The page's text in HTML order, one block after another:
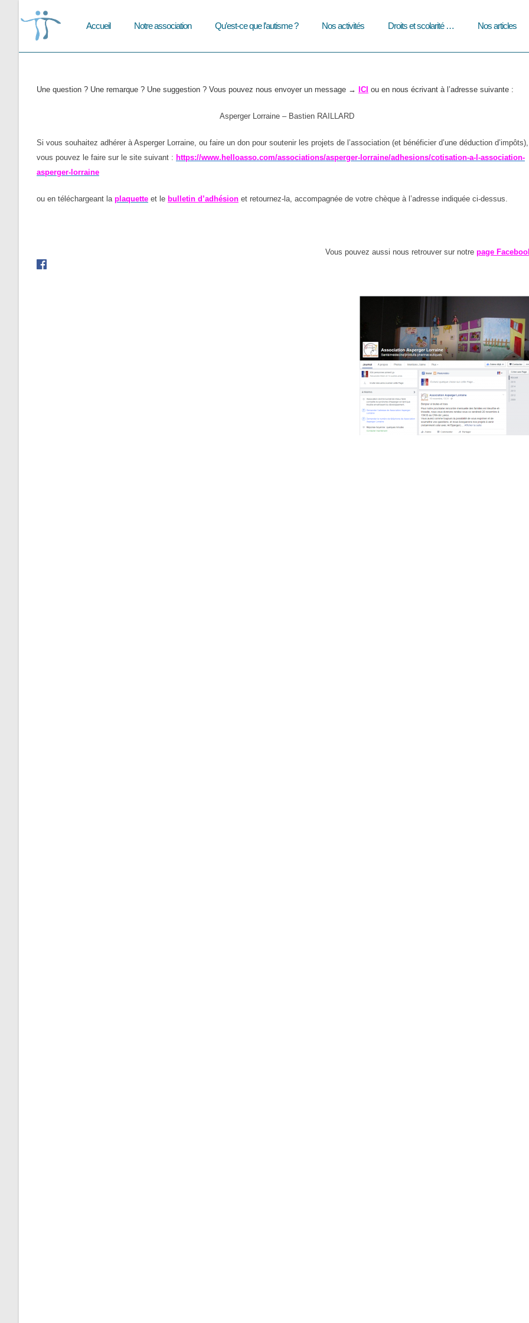
Accueil Notre association Qu’est-ce que l’autisme ? Nos activités Droits et scolarité … Nos articles
Une question ? Une remarque ? Une suggestion ? Vous pouvez nous envoyer un message → ICI ou en nous écrivant à l’adresse suivante :
Asperger Lorraine – Bastien RAILLARD
Si vous souhaitez adhérer à Asperger Lorraine, ou faire un don pour soutenir les projets de l’association (et bénéficier d’une déduction d’impôts),
vous pouvez le faire sur le site suivant : https://www.helloasso.com/associations/asperger- lorraine/adhesions/cotisation-a-l-association-
asperger-lorraine
ou en téléchargeant la plaquette et le bulletin d’adhésion et retournez-la, accompagnée de votre chèque à l’adresse indiquée ci-dessus.
Vous pouvez aussi nous retrouver sur notrepage